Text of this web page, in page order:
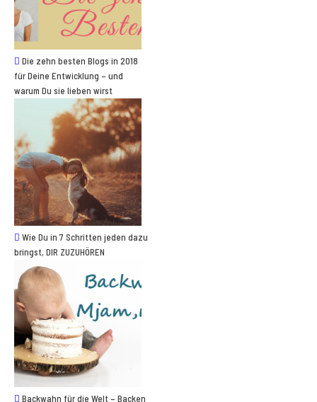
Die zehn besten Blogs in 2018
für Deine Entwicklung – und
warum Du sie lieben wirst
Wie Du in 7 Schritten jeden dazu
bringst, DIR ZUZUHÖREN
Backwahn für die Welt – Backen